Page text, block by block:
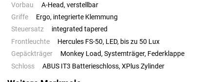
Vorbau
A-Head, verstellbar
Griffe
Ergo, integrierte Klemmung
Steuersatz
integrated tapered
Frontleuchte
Hercules FS-50, LED, bis zu 50 Lux
Gepäckträger
Monkey Load, Systemträger, Federklappe
Schloss
ABUS IT3 Batterieschloss, XPlus Zylinder